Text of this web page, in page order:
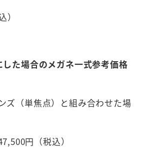
）
た場合のメガネ一式参考価格
ズ（単焦点）と組み合わせた場
円（税込）